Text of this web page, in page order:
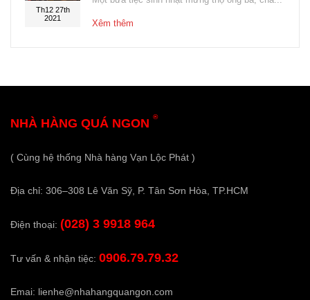
Th12 27th
2021
Xêm thêm
NHÀ HÀNG QUÁ NGON ®
( Cùng hệ thống Nhà hàng Vạn Lộc Phát )
Địa chỉ: 306–308 Lê Văn Sỹ, P. Tân Sơn Hòa, TP.HCM
Điện thoại: (028) 3 9918 964
Tư vấn & nhận tiệc: 0906.79.79.32
Emai: lienhe@nhahangquangon.com